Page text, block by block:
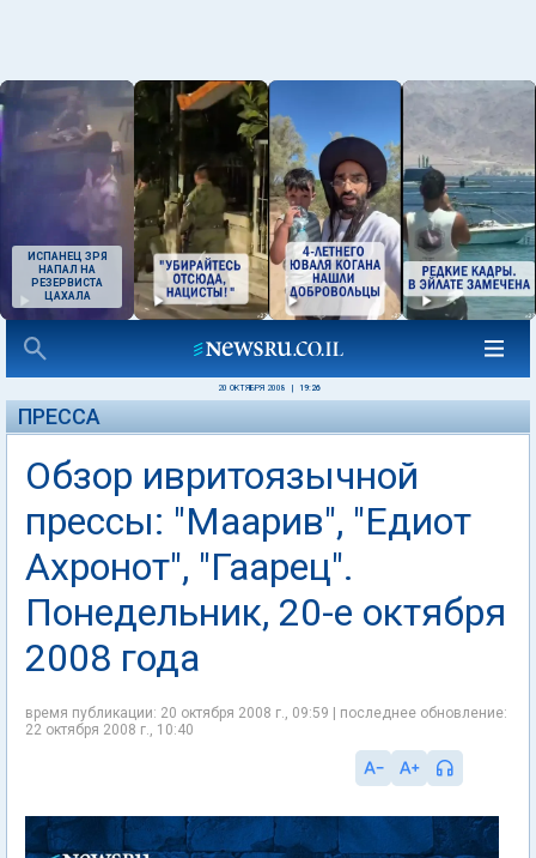
ИСПАНЕЦ ЗРЯ
НАПАЛ НА
РЕЗЕРВИСТА
ЦАХАЛА
20 ОКТЯБРЯ 2008 19:26
ПРЕССА
Обзор ивритоязычной
прессы: "Маарив", "Едиот
Ахронот", "Гаарец".
Понедельник, 20-е октября
2008 года
время публикации: 20 октября 2008 г., 09:59 | последнее обновление:
22 октября 2008 г., 10:40